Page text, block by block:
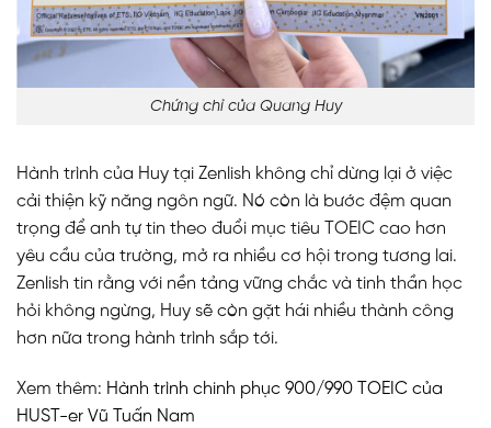
Chứng chỉ của Quang Huy
Hành trình của Huy tại Zenlish không chỉ dừng lại ở việc
cải thiện kỹ năng ngôn ngữ. Nó còn là bước đệm quan
trọng để anh tự tin theo đuổi mục tiêu TOEIC cao hơn
yêu cầu của trường, mở ra nhiều cơ hội trong tương lai.
Zenlish tin rằng với nền tảng vững chắc và tinh thần học
hỏi không ngừng, Huy sẽ còn gặt hái nhiều thành công
hơn nữa trong hành trình sắp tới.
Xem thêm: Hành trình chinh phục 900/990 TOEIC của
HUST-er Vũ Tuấn Nam